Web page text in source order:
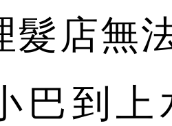
髮店無
巴到